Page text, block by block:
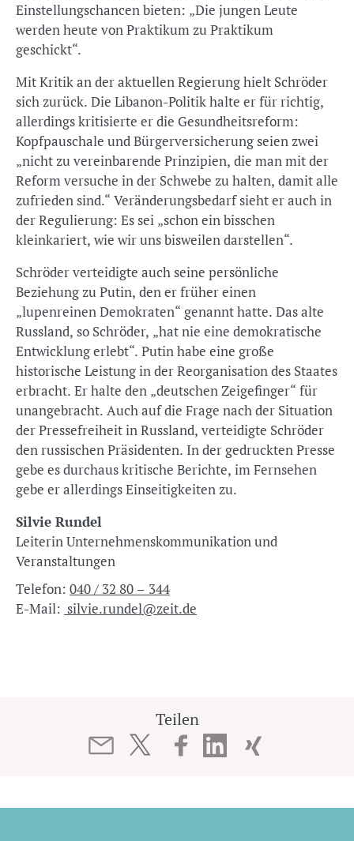
Einstellungschancen bieten: „Die jungen Leute
werden heute von Praktikum zu Praktikum
geschickt“.
Mit Kritik an der aktuellen Regierung hielt Schröder
sich zurück. Die Libanon-Politik halte er für richtig,
allerdings kritisierte er die Gesundheitsreform:
Kopfpauschale und Bürgerversicherung seien zwei
„nicht zu vereinbarende Prinzipien, die man mit der
Reform versuche in der Schwebe zu halten, damit alle
zufrieden sind.“ Veränderungsbedarf sieht er auch in
der Regulierung: Es sei „schon ein bisschen
kleinkariert, wie wir uns bisweilen darstellen“.
Schröder verteidigte auch seine persönliche
Beziehung zu Putin, den er früher einen
„lupenreinen Demokraten“ genannt hatte. Das alte
Russland, so Schröder, „hat nie eine demokratische
Entwicklung erlebt“. Putin habe eine große
historische Leistung in der Reorganisation des Staates
erbracht. Er halte den „deutschen Zeigefinger“ für
unangebracht. Auch auf die Frage nach der Situation
der Pressefreiheit in Russland, verteidigte Schröder
den russischen Präsidenten. In der gedruckten Presse
gebe es durchaus kritische Berichte, im Fernsehen
gebe er allerdings Einseitigkeiten zu.
Silvie Rundel
Leiterin Unternehmenskommunikation und
Veranstaltungen
Telefon: 040 / 32 80 – 344
E-Mail: silvie.rundel@zeit.de
Teilen